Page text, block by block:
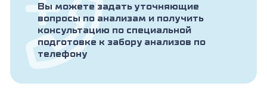
потреблении, связанном с классическим
путем активации системы комплемента.
Показания к назначению теста:
Подозрение на генетический дефицит
комплемента (аутоиммунные нарушения,
Вы можете задать уточняющие
вопросы по анализам и получить
консультацию по специальной
подготовке к забору анализов по
телефону